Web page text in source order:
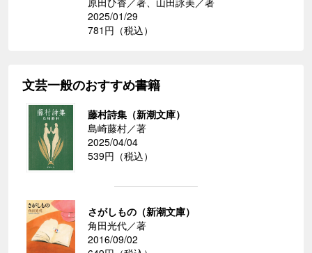
2025/01/29
781円（税込）
文芸一般のおすすめ書籍
藤村詩集（新潮文庫）
島崎藤村／著
2025/04/04
539円（税込）
さがしもの（新潮文庫）
角田光代／著
2016/09/02